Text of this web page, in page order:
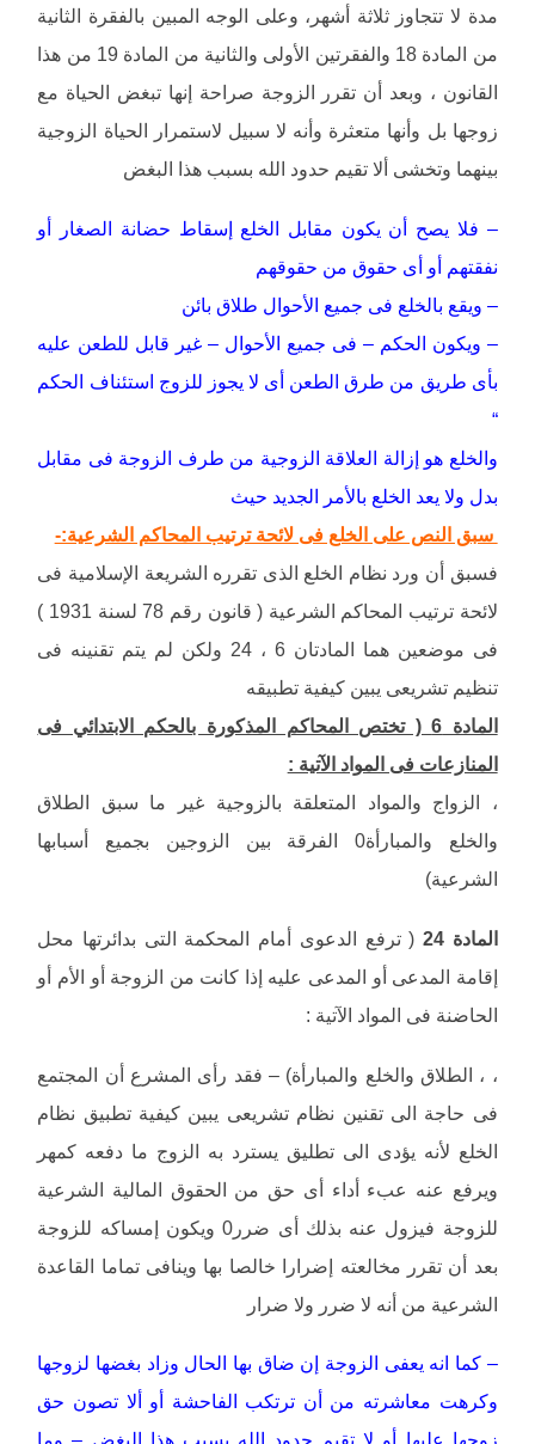
مدة لا تتجاوز ثلاثة أشهر، وعلى الوجه المبين بالفقرة الثانية
من المادة 18 والفقرتين الأولى والثانية من المادة 19 من هذا
القانون ، وبعد أن تقرر الزوجة صراحة إنها تبغض الحياة مع
زوجها بل وأنها متعثرة وأنه لا سبيل لاستمرار الحياة الزوجية
بينهما وتخشى ألا تقيم حدود الله بسبب هذا البغض
– فلا يصح أن يكون مقابل الخلع إسقاط حضانة الصغار أو
نفقتهم أو أى حقوق من حقوقهم
– ويقع بالخلع فى جميع الأحوال طلاق بائن
– ويكون الحكم – فى جميع الأحوال – غير قابل للطعن عليه
بأى طريق من طرق الطعن أى لا يجوز للزوج استئناف الحكم
“
والخلع هو إزالة العلاقة الزوجية من طرف الزوجة فى مقابل
بدل ولا يعد الخلع بالأمر الجديد حيث
سبق النص على الخلع فى لائحة ترتيب المحاكم الشرعية:-
فسبق أن ورد نظام الخلع الذى تقرره الشريعة الإسلامية فى
لائحة ترتيب المحاكم الشرعية ( قانون رقم 78 لسنة 1931 )
فى موضعين هما المادتان 6 ، 24 ولكن لم يتم تقنينه فى
تنظيم تشريعى يبين كيفية تطبيقه
المادة 6 ( تختص المحاكم المذكورة بالحكم الابتدائي فى
المنازعات فى المواد الآتية :
، الزواج والمواد المتعلقة بالزوجية غير ما سبق الطلاق
والخلع والمبارأة0 الفرقة بين الزوجين بجميع أسبابها
الشرعية)
المادة 24
( ترفع الدعوى أمام المحكمة التى بدائرتها محل
إقامة المدعى أو المدعى عليه إذا كانت من الزوجة أو الأم أو
الحاضنة فى المواد الآتية :
، ، الطلاق والخلع والمبارأة) – فقد رأى المشرع أن المجتمع
فى حاجة الى تقنين نظام تشريعى يبين كيفية تطبيق نظام
الخلع لأنه يؤدى الى تطليق يسترد به الزوج ما دفعه كمهر
ويرفع عنه عبء أداء أى حق من الحقوق المالية الشرعية
للزوجة فيزول عنه بذلك أى ضرر0 ويكون إمساكه للزوجة
بعد أن تقرر مخالعته إضرارا خالصا بها وينافى تماما القاعدة
الشرعية من أنه لا ضرر ولا ضرار
– كما انه يعفى الزوجة إن ضاق بها الحال وزاد بغضها لزوجها
وكرهت معاشرته من أن ترتكب الفاحشة أو ألا تصون حق
زوجها عليها أو لا تقيم حدود الله بسبب هذا البغض – وما